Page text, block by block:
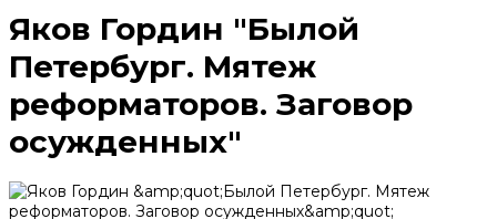
Яков Гордин "Былой
Петербург. Мятеж
реформаторов. Заговор
осужденных"